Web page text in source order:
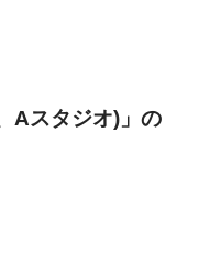
Aスタジオ)」の